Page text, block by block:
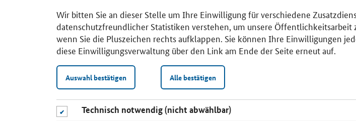
Wir bitten Sie an dieser Stelle um Ihre Einwilligung für verschiedene
datenschutzfreundlicher Statistiken verstehen, um unsere
wenn Sie die Pluszeichen rechts aufklappen. Sie können Ihre Einwilligungen
diese Einwilligungsverwaltung über den Link am Ende der Seite erneut auf.
Auswahl bestätigen Alle bestätigen
Technisch notwendig (nicht abwählbar)